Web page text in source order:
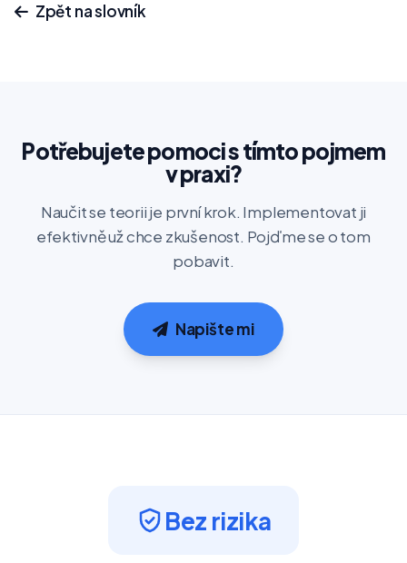
Zpět na slovník
Potřebujete pomoci s tímto pojmem
v praxi?
Naučit se teorii je první krok. Implementovat ji
efektivně už chce zkušenost. Pojďme se o tom
pobavit.
Napište mi
Bez rizika